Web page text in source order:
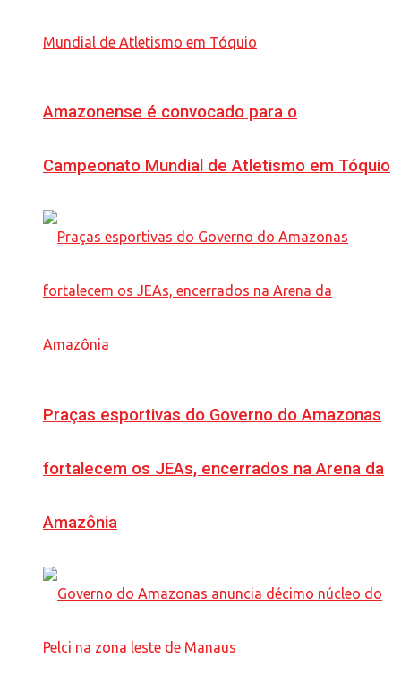
Amazonense é convocado para o
Campeonato Mundial de Atletismo em Tóquio
Praças esportivas do Governo do Amazonas
fortalecem os JEAs, encerrados na Arena da
Amazônia